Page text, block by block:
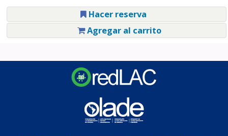
Hacer reserva
Agregar al carrito